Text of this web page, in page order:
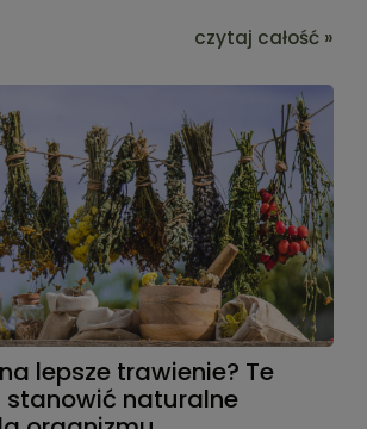
czytaj całość »
lepsze trawienie? Te
stanowić naturalne